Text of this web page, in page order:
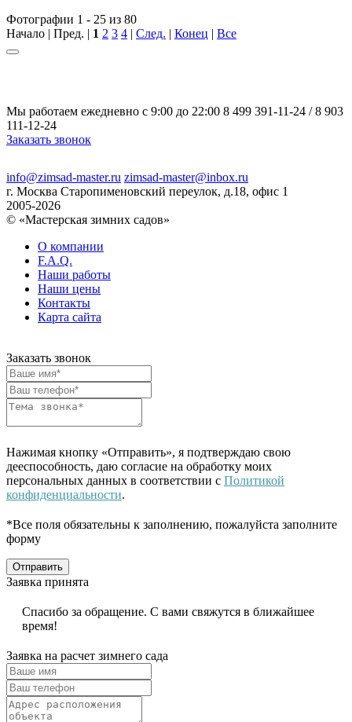
Фотографии 1 - 25 из 80
Начало | Пред. | 1 2 3 4 | След. | Конец | Все
Мы работаем ежедневно с 9:00 до 22:00 8 499 391-11-24 /8 903
111-12-24
Заказать звонок
info@zimsad-master.ru zimsad-master@inbox.ru
г. Москва Старопименовский переулок, д.18, офис 1
2005-2026
© «Мастерская зимних садов»
О компании
F.A.Q.
Наши работы
Наши цены
Контакты
Карта сайта
Заказать звонок
Нажимая кнопку «Отправить», я подтверждаю свою
дееспособность, даю согласие на обработку моих
персональных данных в соответствии с Политикой
конфиденциальности.
*Все поля обязательны к заполнению, пожалуйста заполните
форму
Отправить
Заявка принята
Спасибо за обращение. С вами свяжутся в ближайшее
время!
Заявка на расчет зимнего сада